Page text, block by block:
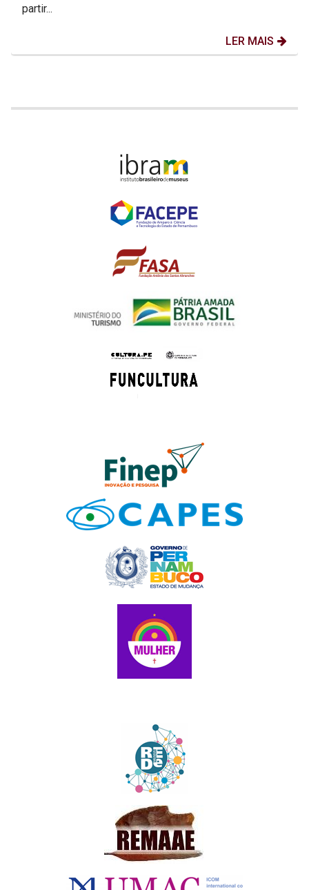
partir...
LER MAIS